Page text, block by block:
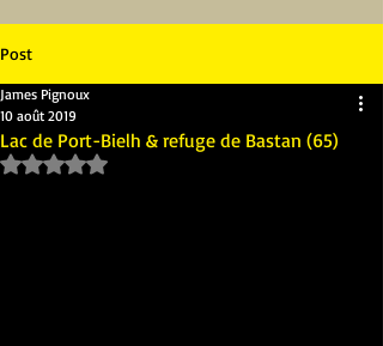
Post
Lac de Port-Bielh & refuge de Bastan (65)
James Pignoux
10 août 2019
Noté NaN étoiles sur 5.